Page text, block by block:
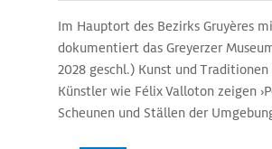
Im Hauptort des Bezirks Gruyères
dokumentiert das Greyerzer
2028 geschl.) Kunst und
Künstler wie Félix Valloton zeigen
Scheunen und Ställen der